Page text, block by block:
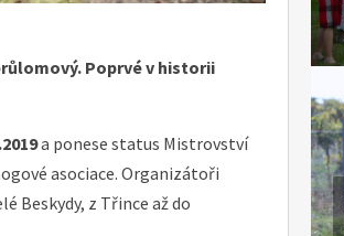
průlomový. Poprvé v historii
a ponese status Mistrovství
asociace. Organizátoři
Beskydy, z Třince až do